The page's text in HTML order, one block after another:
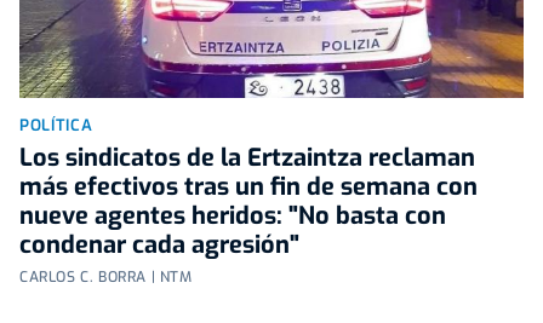
POLÍTICA
Los sindicatos de la Ertzaintza reclaman
más efectivos tras un fin de semana con
nueve agentes heridos: "No basta con
condenar cada agresión"
CARLOS C. BORRA | NTM